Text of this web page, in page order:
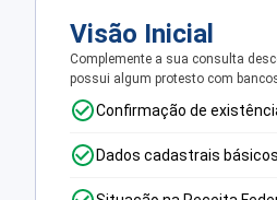
Visão Inicial
Complemente a sua consulta
possui algum protesto com
Confirmação de
Dados cadastrais básicos